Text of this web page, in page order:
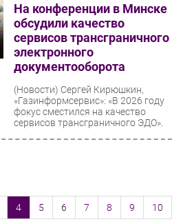
На конференции в Минске
обсудили качество
сервисов трансграничного
электронного
документооборота
(Новости) Сергей Кирюшкин,
«Газинформсервис»: «В 2026 году
фокус сместился на качество
сервисов трансграничного ЭДО».
4 5 6 7 8 9 10